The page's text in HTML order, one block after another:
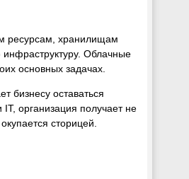
ресурсам, хранилищам
Облачные
основных задачах.
бизнесу оставаться
организация получает не
сторицей.